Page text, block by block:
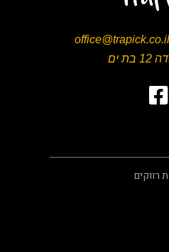
office@trapick.co.il
בת ים
רווקים